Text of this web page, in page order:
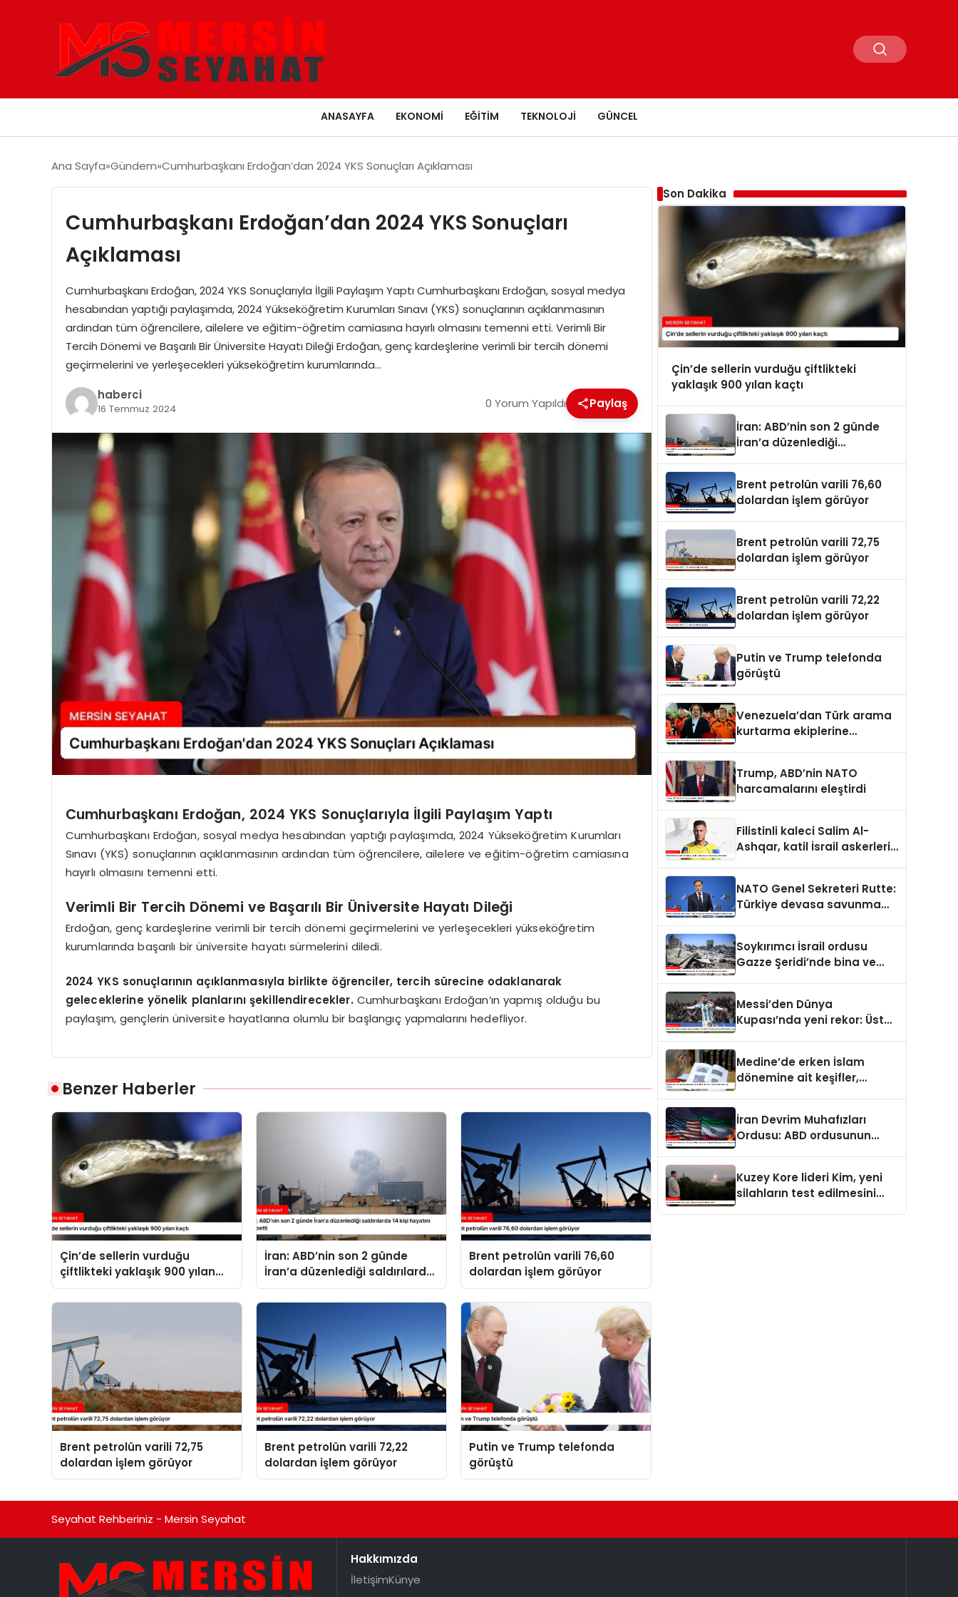
ANASAYFA EKONOMI EĞITIM TEKNOLOJI GÜNCEL
Ana Sayfa Gündem Cumhurbaşkanı Erdoğan’dan 2024 YKS Sonuçları Açıklaması
Cumhurbaşkanı Erdoğan’dan 2024 YKS Sonuçları
Açıklaması
Cumhurbaşkanı Erdoğan, 2024 YKS Sonuçlarıyla İlgili Paylaşım Yaptı Cumhurbaşkanı Erdoğan, sosyal medya
hesabından yaptığı paylaşımda, 2024 Yükseköğretim Kurumları Sınavı (YKS) sonuçlarının açıklanmasının
ardından tüm öğrencilere, ailelere ve eğitim-öğretim camiasına hayırlı olmasını temenni etti. Verimli Bir
Tercih Dönemi ve Başarılı Bir Üniversite Hayatı Dileği Erdoğan, genç kardeşlerine verimli bir tercih dönemi
geçirmelerini ve yerleşecekleri yükseköğretim kurumlarında…
haberci
16 Temmuz 2024 0 Yorum Yapıldı Paylaş
Cumhurbaşkanı Erdoğan, 2024 YKS Sonuçlarıyla İlgili Paylaşım Yaptı
Cumhurbaşkanı Erdoğan, sosyal medya hesabından yaptığı paylaşımda, 2024 Yükseköğretim Kurumları
Sınavı (YKS) sonuçlarının açıklanmasının ardından tüm öğrencilere, ailelere ve eğitim-öğretim camiasına
hayırlı olmasını temenni etti.
Verimli Bir Tercih Dönemi ve Başarılı Bir Üniversite Hayatı Dileği
Erdoğan, genç kardeşlerine verimli bir tercih dönemi geçirmelerini ve yerleşecekleri yükseköğretim
kurumlarında başarılı bir üniversite hayatı sürmelerini diledi.
2024 YKS sonuçlarının açıklanmasıyla birlikte öğrenciler, tercih sürecine odaklanarak
geleceklerine yönelik planlarını şekillendirecekler. Cumhurbaşkanı Erdoğan’ın yapmış olduğu bu
paylaşım, gençlerin üniversite hayatlarına olumlu bir başlangıç yapmalarını hedefliyor.
Benzer Haberler
Çin’de sellerin vurduğu
çiftlikteki yaklaşık 900 yılan
kaçtı
İran: ABD’nin son 2 günde
İran’a düzenlediği saldırılarda
14 kişi hayatını kaybetti
Brent petrolün varili 76,60
dolardan işlem görüyor
Brent petrolün varili 72,75
dolardan işlem görüyor
Brent petrolün varili 72,22
dolardan işlem görüyor
Putin ve Trump telefonda
görüştü
Son Dakika
Çin’de sellerin vurduğu çiftlikteki
yaklaşık 900 yılan kaçtı
İran: ABD’nin son 2 günde
İran’a düzenlediği
Brent petrolün varili 76,60
dolardan işlem görüyor
Brent petrolün varili 72,75
dolardan işlem görüyor
Brent petrolün varili 72,22
dolardan işlem görüyor
Putin ve Trump telefonda
görüştü
Venezuela’dan Türk arama
kurtarma ekiplerine
Trump, ABD’nin NATO
harcamalarını eleştirdi
Filistinli kaleci Salim Al-
Ashqar, katil İsrail askerleri
NATO Genel Sekreteri Rutte:
Türkiye devasa savunma
Soykırımcı İsrail ordusu
Gazze Şeridi’nde bina ve
Messi’den Dünya
Kupası’nda yeni rekor: Üst
Medine’de erken İslam
dönemine ait keşifler,
İran Devrim Muhafızları
Ordusu: ABD ordusunun
Kuzey Kore lideri Kim, yeni
silahların test edilmesini
Seyahat Rehberiniz - Mersin Seyahat
Hakkımızda
İletişimKünye